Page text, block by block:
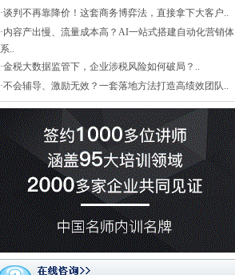
·谈判不再靠降价！这套商务博弈法，直接拿下大客户..
·内容产出慢、流量成本高？AI一站式搭建自动化营销体
系..
·金税大数据监管下，企业涉税风险如何破局？..
·不会辅导、激励无效？一套落地方法打造高绩效团队..